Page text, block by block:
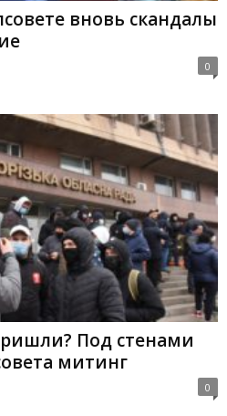
вновь скандалы
0
Под стенами
митинг
0